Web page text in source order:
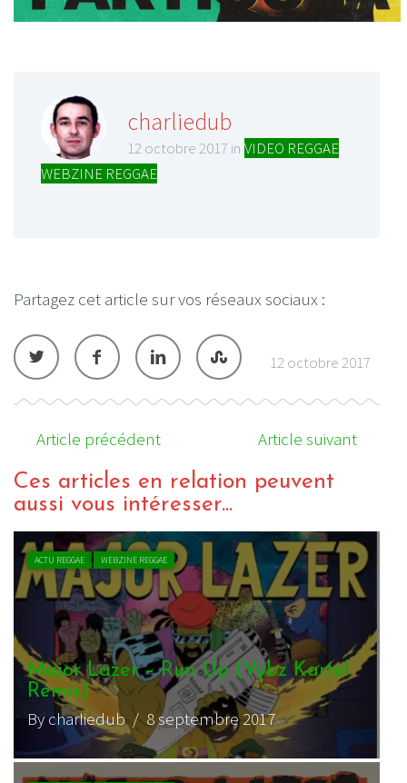
charliedub
12 octobre 2017 in VIDEO REGGAE
WEBZINE REGGAE
Partagez cet article sur vos réseaux sociaux :
12 octobre 2017
Article précédent Article suivant
Ces articles en relation peuvent
aussi vous intéresser...
ACTU REGGAE WEBZINE REGGAE
Major Lazer – Run Up (Vybz Kartel
Remix)
By charliedub/ 8 septembre 2017